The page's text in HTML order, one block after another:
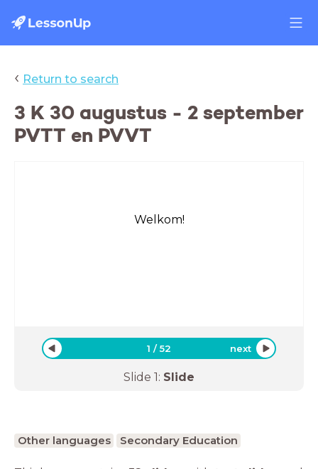
‹ Return to search
3 K 30 augustus - 2 september
PVTT en PVVT
Welkom!
1 /52 next
Slide 1: Slide
Other languages Secondary Education